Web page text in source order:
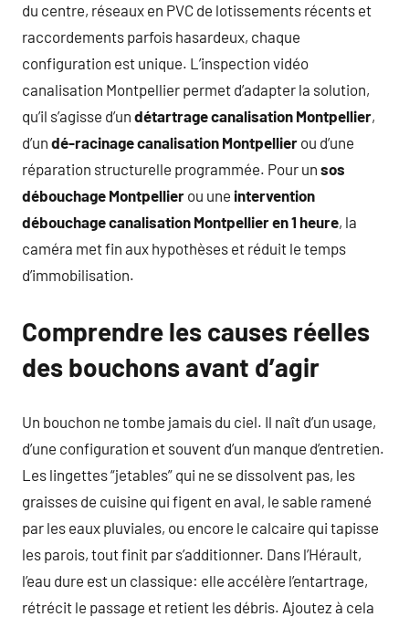
du centre, réseaux en PVC de lotissements récents et
raccordements parfois hasardeux, chaque
configuration est unique. L’inspection vidéo
canalisation Montpellier permet d’adapter la solution,
qu’il s’agisse d’un détartrage canalisation Montpellier,
d’un dé-racinage canalisation Montpellier ou d’une
réparation structurelle programmée. Pour un sos
débouchage Montpellier ou une intervention
débouchage canalisation Montpellier en 1 heure, la
caméra met fin aux hypothèses et réduit le temps
d’immobilisation.
Comprendre les causes réelles
des bouchons avant d’agir
Un bouchon ne tombe jamais du ciel. Il naît d’un usage,
d’une configuration et souvent d’un manque d’entretien.
Les lingettes “jetables” qui ne se dissolvent pas, les
graisses de cuisine qui figent en aval, le sable ramené
par les eaux pluviales, ou encore le calcaire qui tapisse
les parois, tout finit par s’additionner. Dans l’Hérault,
l’eau dure est un classique: elle accélère l’entartrage,
rétrécit le passage et retient les débris. Ajoutez à cela